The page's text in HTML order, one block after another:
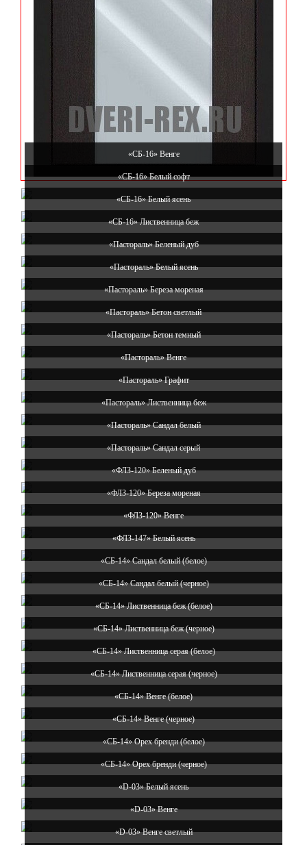
«СБ-16» Венге
«СБ-16» Белый софт
«СБ-16» Белый ясень
«СБ-16» Лиственница беж
«Пастораль» Беленый дуб
«Пастораль» Белый ясень
«Пастораль» Береза мореная
«Пастораль» Бетон светлый
«Пастораль» Бетон темный
«Пастораль» Венге
«Пастораль» Графит
«Пастораль» Лиственница беж
«Пастораль» Сандал белый
«Пастораль» Сандал серый
«ФЛЗ-120» Беленый дуб
«ФЛЗ-120» Береза мореная
«ФЛЗ-120» Венге
«ФЛЗ-147» Белый ясень
«СБ-14» Сандал белый (белое)
«СБ-14» Сандал белый (черное)
«СБ-14» Лиственница беж (белое)
«СБ-14» Лиственница беж (черное)
«СБ-14» Лиственница серая (белое)
«СБ-14» Лиственница серая (черное)
«СБ-14» Венге (белое)
«СБ-14» Венге (черное)
«СБ-14» Орех бренди (белое)
«СБ-14» Орех бренди (черное)
«D-03» Белый ясень
«D-03» Венге
«D-03» Венге светлый